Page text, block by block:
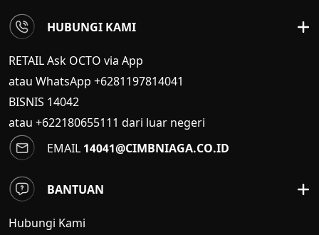
HUBUNGI KAMI
RETAIL Ask OCTO via App
atau WhatsApp +6281197814041
BISNIS 14042
atau +622180655111 dari luar negeri
EMAIL 14041@CIMBNIAGA.CO.ID
BANTUAN
Hubungi Kami